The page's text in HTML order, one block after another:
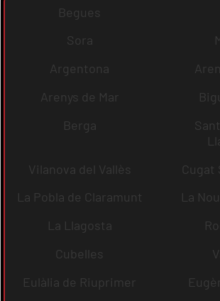
Begues
Sora
Argentona
Arenys de Mar
Berga
Vilanova del Vallès
La Pobla de Claramunt
La
La Llagosta
Cubelles
Eulàlia de Riuprimer